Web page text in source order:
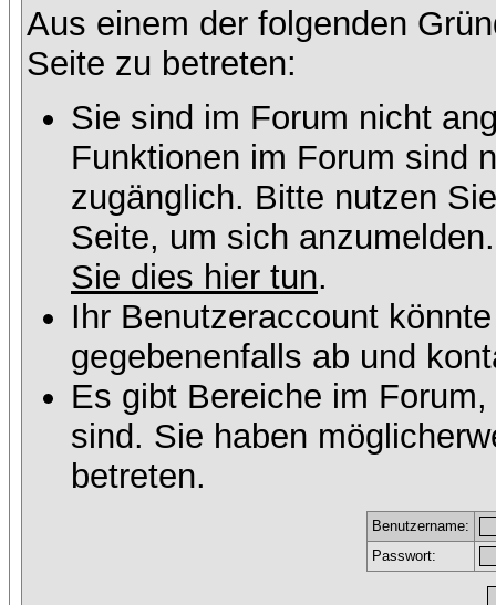
Aus einem der folgenden
Seite zu betreten:
Sie sind im Forum nicht
Funktionen im Forum sind
zugänglich. Bitte nutzen
Seite, um sich
Sie dies hier tun.
Ihr Benutzeraccount
gegebenenfalls ab und
Es gibt Bereiche im
sind. Sie haben
betreten.
Benutzername:
Passwort: